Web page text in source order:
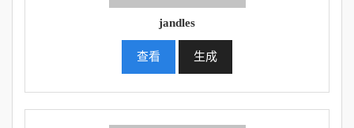
jandles
查看 生成